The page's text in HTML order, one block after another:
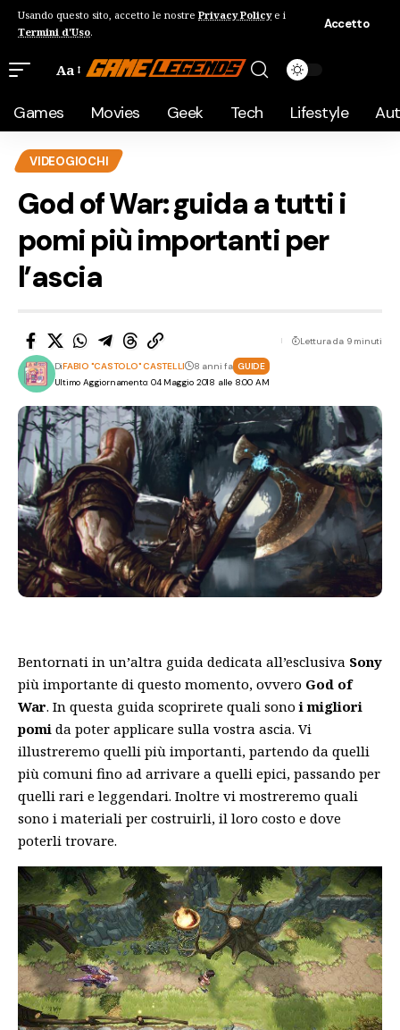
Usando questo sito, accetto le nostre Privacy Policye i
Termini d'Uso.
Accetto
Aa
Games Movies Geek Tech Lifestyle
VIDEOGIOCHI
God of War: guida a tutti i
pomi più importanti per
l’ascia
Ultimo Aggiornamento: 04 Maggio 2018 alle 8:00 AM
DiFABIO "CASTOLO" CASTELLI 8 anni fa GUIDE
Lettura da 9 minuti
Bentornati in un’altra guida dedicata all’esclusiva Sony
più importante di questo momento, ovvero God of
War. In questa guida scoprirete quali sono i migliori
pomi da poter applicare sulla vostra ascia. Vi
illustreremo quelli più importanti, partendo da quelli
più comuni fino ad arrivare a quelli epici, passando per
quelli rari e leggendari. Inoltre vi mostreremo quali
sono i materiali per costruirli, il loro costo e dove
poterli trovare.